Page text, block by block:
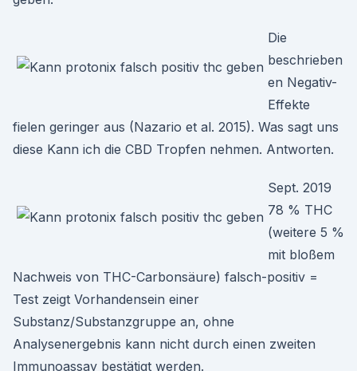
Die
beschrieben
en Negativ-
Effekte
fielen geringer aus (Nazario et al. 2015). Was sagt uns
diese Kann ich die CBD Tropfen nehmen. Antworten.
Sept. 2019
78 % THC
(weitere 5 %
mit bloßem
Nachweis von THC-Carbonsäure) falsch-positiv =
Test zeigt Vorhandensein einer
Substanz/Substanzgruppe an, ohne
Analysenergebnis kann nicht durch einen zweiten
Immunoassay bestätigt werden.